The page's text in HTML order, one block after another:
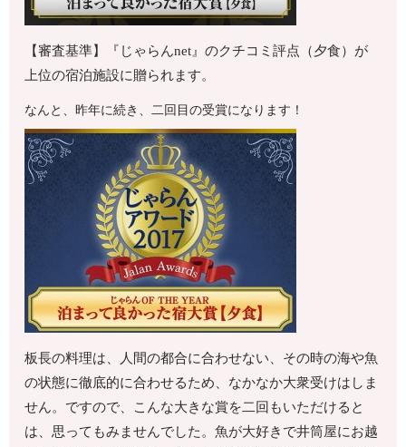
【審査基準】『じゃらんnet』のクチコミ評点（夕食）が
上位の宿泊施設に贈られます。
なんと、昨年に続き、二回目の受賞になります！
板長の料理は、人間の都合に合わせない、その時の海や魚
の状態に徹底的に合わせるため、なかなか大衆受けはしま
せん。ですので、こんな大きな賞を二回もいただけると
は、思ってもみませんでした。魚が大好きで井筒屋にお越